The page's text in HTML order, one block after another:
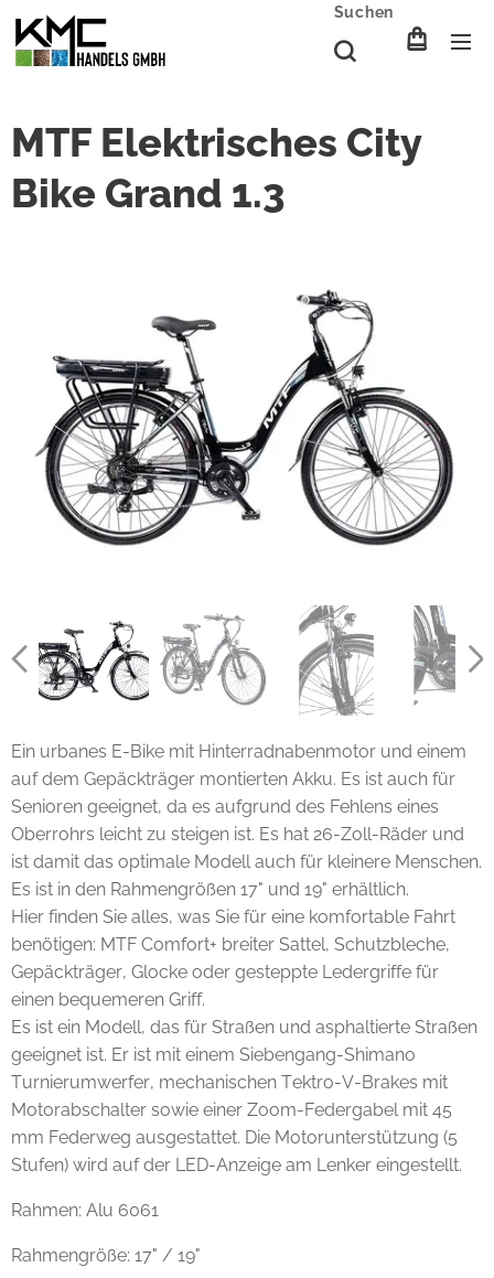
Suchen
MTF Elektrisches City
Bike Grand 1.3
Ein urbanes E-Bike mit Hinterradnabenmotor und einem
auf dem Gepäckträger montierten Akku. Es ist auch für
Senioren geeignet, da es aufgrund des Fehlens eines
Oberrohrs leicht zu steigen ist. Es hat 26-Zoll-Räder und
ist damit das optimale Modell auch für kleinere Menschen.
Es ist in den Rahmengrößen 17" und 19" erhältlich.
Hier finden Sie alles, was Sie für eine komfortable Fahrt
benötigen: MTF Comfort+ breiter Sattel, Schutzbleche,
Gepäckträger, Glocke oder gesteppte Ledergriffe für
einen bequemeren Griff.
Es ist ein Modell, das für Straßen und asphaltierte Straßen
geeignet ist. Er ist mit einem Siebengang-Shimano
Turnierumwerfer, mechanischen Tektro-V-Brakes mit
Motorabschalter sowie einer Zoom-Federgabel mit 45
mm Federweg ausgestattet. Die Motorunterstützung (5
Stufen) wird auf der LED-Anzeige am Lenker eingestellt.
Rahmen: Alu 6061
Rahmengröße: 17" / 19"